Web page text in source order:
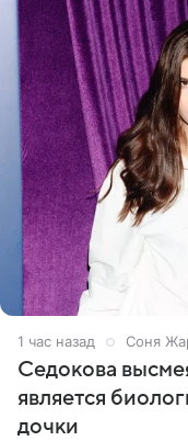
1 час назад Соня
Седокова
является
дочки